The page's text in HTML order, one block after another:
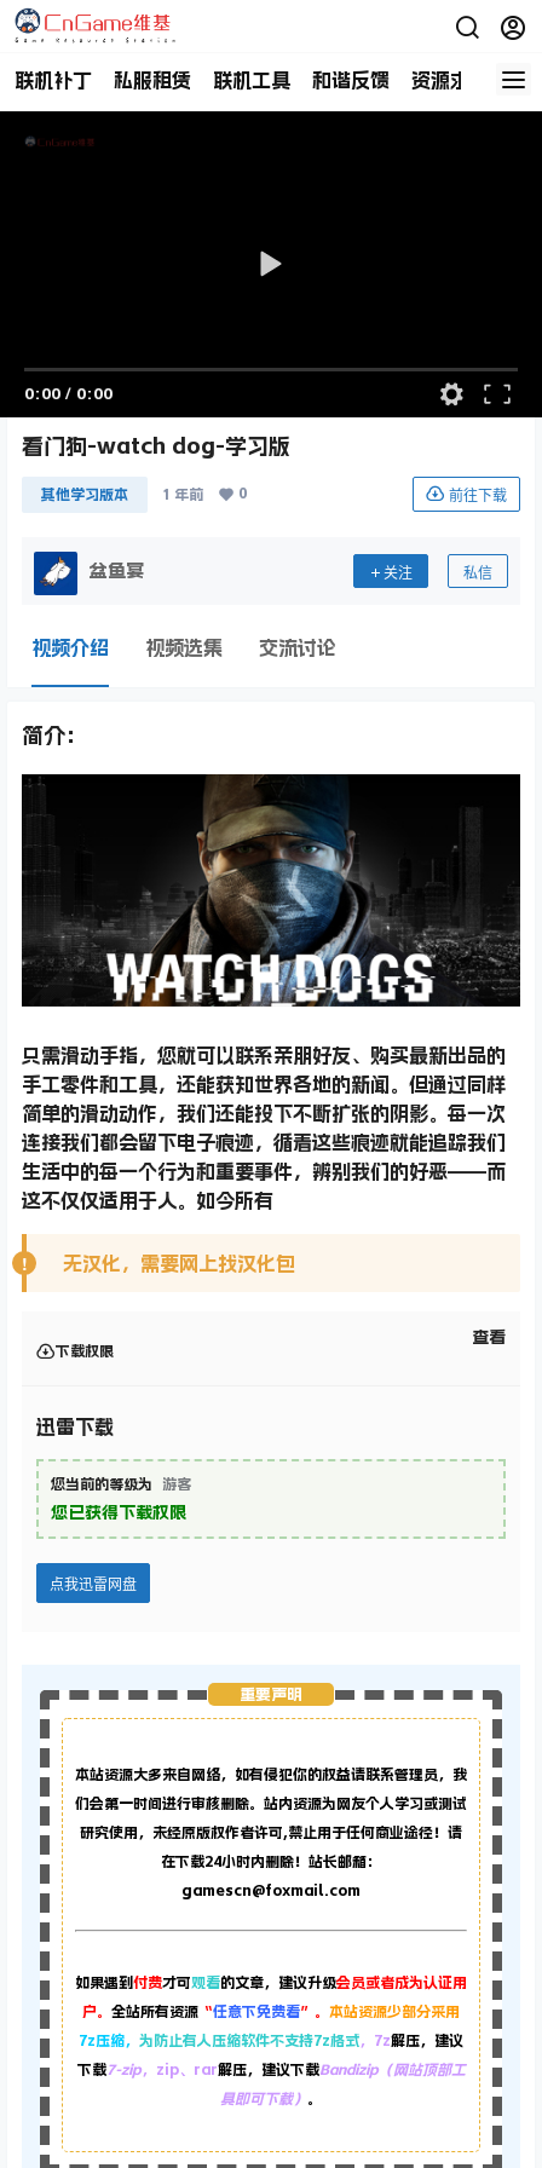
联机补丁 私服租赁 联机工具 和谐反馈 资源求助 商
0:00 / 0:00
看门狗-watch dog-学习版
其他学习版本 1 年前 0 前往下载
盆鱼宴 关注 私信
视频介绍 视频选集 交流讨论
简介：
只需滑动手指，您就可以联系亲朋好友、购买最新出品的
手工零件和工具，还能获知世界各地的新闻。但通过同样
简单的滑动动作，我们还能投下不断扩张的阴影。每一次
连接我们都会留下电子痕迹，循着这些痕迹就能追踪我们
生活中的每一个行为和重要事件，辨别我们的好恶——而
这不仅仅适用于人。如今所有
无汉化，需要网上找汉化包
下载权限
查看
迅雷下载
您当前的等级为 游客
您已获得下载权限
点我迅雷网盘
重要声明
本站资源大多来自网络，如有侵犯你的权益请联系管理员， 我
们会第一时间进行审核删除。站内资源为网友个人学习或测试
研究使用，未经原版权作者许可,禁止用于任何商业途径！请
在下载24小时内删除！站长邮箱：
gamescn@foxmail.com
如果遇到付费才可观看的文章，建议升级会员或者成为认证用
户。 全站所有资源 “任意下免费看”。 本站资源少部分采用
7z压缩， 为防止有人压缩软件不支持7z格式，7z解压，建议
下载7-zip，zip、rar解压，建议下载Bandizip（网站顶部工
具即可下载） 。